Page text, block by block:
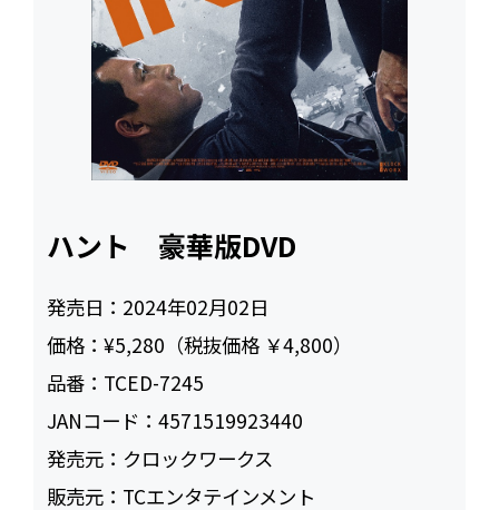
ハント 豪華版DVD
発売日： 2024年02月02日
価格：¥5,280（税抜価格 ￥4,800）
品番： TCED-7245
JANコード：4571519923440
発売元： クロックワークス
販売元： TCエンタテインメント